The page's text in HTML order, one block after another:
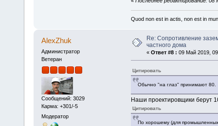
Quod non est in actis, non est in
AlexZhuk
Администратор
Ветеран
Сообщений: 3029
Карма: +301/-5
Модератор
Re: Сопротивление
частного дома
« Ответ #8 : 09 Май 2019,
Цитировать
Обычно "на глаз" принимают 80.
Наши проектировщики берут
Цитировать
По хорошему (для промышленных